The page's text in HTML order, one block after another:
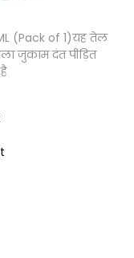
(Pack of 1)यह तेल
जुकाम दंत पीड़ित